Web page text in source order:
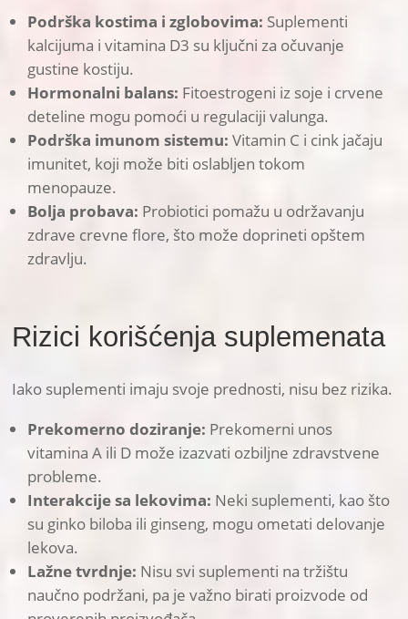
Podrška kostima i zglobovima: Suplementi
kalcijuma i vitamina D3 su ključni za očuvanje
gustine kostiju.
Hormonalni balans: Fitoestrogeni iz soje i crvene
deteline mogu pomoći u regulaciji valunga.
Podrška imunom sistemu: Vitamin C i cink jačaju
imunitet, koji može biti oslabljen tokom
menopauze.
Bolja probava: Probiotici pomažu u održavanju
zdrave crevne flore, što može doprineti opštem
zdravlju.
Rizici korišćenja suplemenata
Iako suplementi imaju svoje prednosti, nisu bez rizika.
Prekomerno doziranje: Prekomerni unos
vitamina A ili D može izazvati ozbiljne zdravstvene
probleme.
Interakcije sa lekovima: Neki suplementi, kao što
su ginko biloba ili ginseng, mogu ometati delovanje
lekova.
Lažne tvrdnje: Nisu svi suplementi na tržištu
naučno podržani, pa je važno birati proizvode od